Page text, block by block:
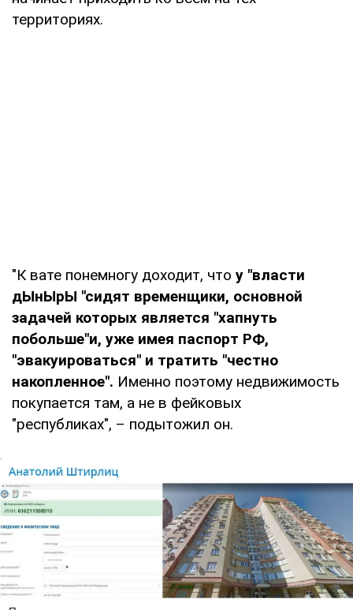
территориях.
"К вате понемногу доходит, что у "власти
дЫнЫрЫ "сидят временщики, основной
задачей которых является "хапнуть
побольше"и, уже имея паспорт РФ,
"эвакуироваться" и тратить "честно
накопленное". Именно поэтому недвижимость
покупается там, а не в фейковых
"республиках", – подытожил он.